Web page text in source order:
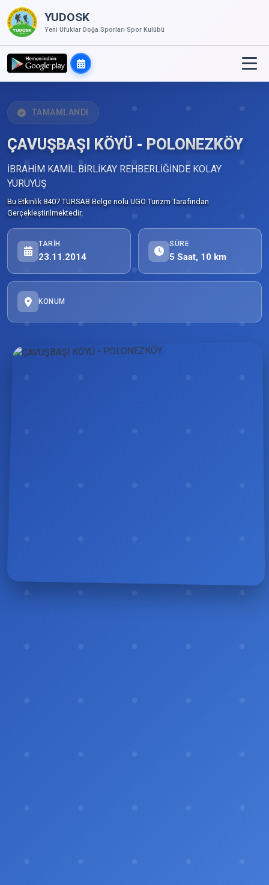
YUDOSK
Yeni Ufuklar Doğa Sporları Spor Kulübü
TAMAMLANDI
ÇAVUŞBAŞI KÖYÜ - POLONEZKÖY
İBRAHİM KAMİL BİRLİKAY REHBERLİĞİNDE KOLAY
YÜRÜYÜŞ
Bu Etkinlik 8407 TURSAB Belge nolu UGO Turizm Tarafından
Gerçekleştirilmektedir.
TARIH
23.11.2014
SÜRE
5 Saat, 10 km
KONUM